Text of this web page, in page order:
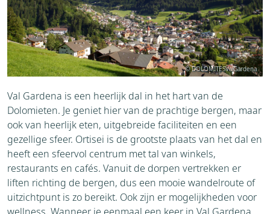
© DOLOMITESValGardena
Val Gardena is een heerlijk dal in het hart van de
Dolomieten. Je geniet hier van de prachtige bergen, maar
ook van heerlijk eten, uitgebreide faciliteiten en een
gezellige sfeer. Ortisei is de grootste plaats van het dal en
heeft een sfeervol centrum met tal van winkels,
restaurants en cafés. Vanuit de dorpen vertrekken er
liften richting de bergen, dus een mooie wandelroute of
uitzichtpunt is zo bereikt. Ook zijn er mogelijkheden voor
wellness. Wanneer je eenmaal een keer in Val Gardena